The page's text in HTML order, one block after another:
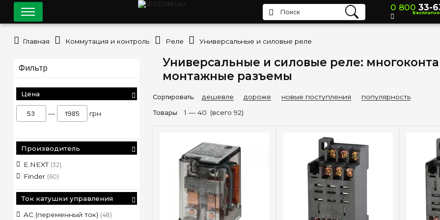
Универсальные и силовые реле:
монтажные разъемы
Сортировать: дешевле дороже новые поступления популярность
Товары 1 — 40 (всего 92)
Фильтр
Цена
— грн
Производитель
E.NEXT (32)
Finder (60)
Ток катушки управления
AC (переменный ток) (48)
0 800 33-
Бесплатно
Главная Коммутация и контроль Реле Универсальные и силовые реле